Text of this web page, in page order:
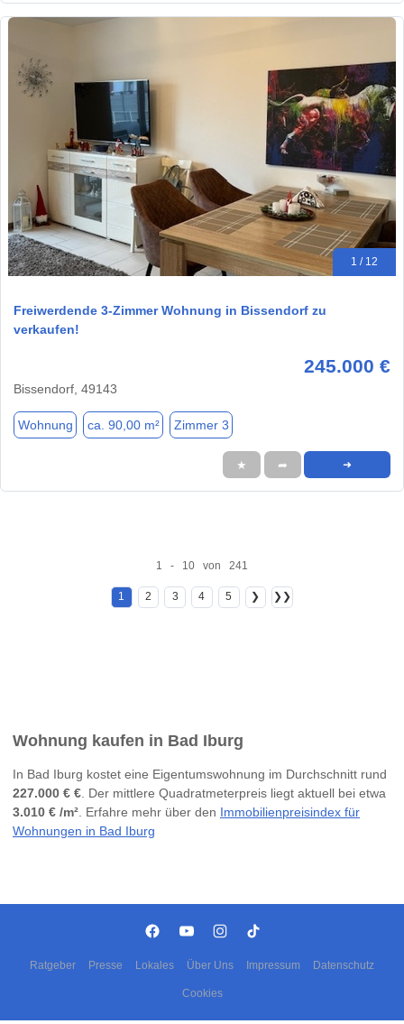
1 / 12
Freiwerdende 3-Zimmer Wohnung in Bissendorf zu
verkaufen!
245.000 €
Bissendorf, 49143
Wohnung ca. 90,00 m² Zimmer 3
★ ➦ ➜
1 - 10 von 241
1 2 3 4 5 ❯ ❯❯
Wohnung kaufen in Bad Iburg
In Bad Iburg kostet eine Eigentumswohnung im Durchschnitt rund
227.000 € €. Der mittlere Quadratmeterpreis liegt aktuell bei etwa
3.010 € /m². Erfahre mehr über den Immobilienpreisindex für
Wohnungen in Bad Iburg
Ratgeber Presse Lokales Über Uns Impressum Datenschutz
Cookies